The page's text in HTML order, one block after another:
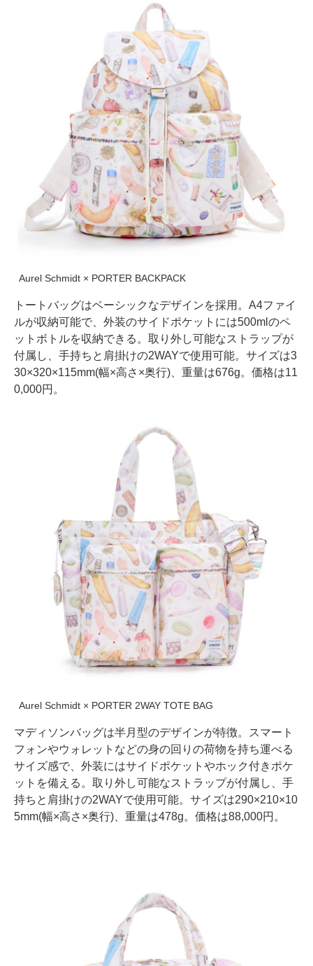
Aurel Schmidt × PORTER BACKPACK
トートバッグはベーシックなデザインを採用。A4ファイ
ルが収納可能で、外装のサイドポケットには500mlのペ
ットボトルを収納できる。取り外し可能なストラップが
付属し、手持ちと肩掛けの2WAYで使用可能。サイズは3
30×320×115mm(幅×高さ×奥行)、重量は676g。価格は11
0,000円。
Aurel Schmidt × PORTER 2WAY TOTE BAG
マディソンバッグは半月型のデザインが特徴。スマート
フォンやウォレットなどの身の回りの荷物を持ち運べる
サイズ感で、外装にはサイドポケットやホック付きポケ
ットを備える。取り外し可能なストラップが付属し、手
持ちと肩掛けの2WAYで使用可能。サイズは290×210×10
5mm(幅×高さ×奥行)、重量は478g。価格は88,000円。